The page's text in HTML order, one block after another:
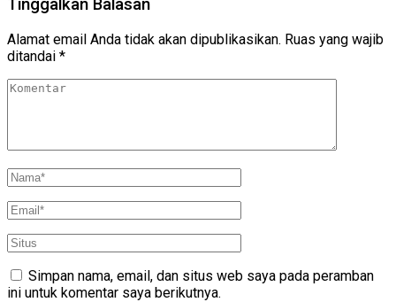
Tinggalkan Balasan
Alamat email Anda tidak akan dipublikasikan. Ruas yang wajib
ditandai *
Simpan nama, email, dan situs web saya pada peramban
ini untuk komentar saya berikutnya.